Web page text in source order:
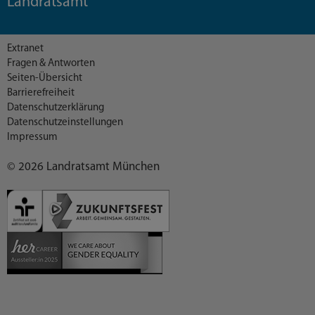
© 2026 Landratsamt München
Extranet
Fragen & Antworten
Seiten-Übersicht
Barrierefreiheit
Datenschutzerklärung
Datenschutzeinstellungen
Impressum